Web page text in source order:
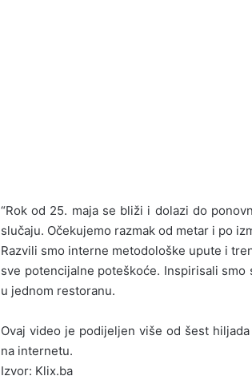
“Rok od 25. maja se bliži i dolazi do
slučaju. Očekujemo razmak od metar i po
Razvili smo interne metodološke upute i
sve potencijalne poteškoće. Inspirisali
u jednom restoranu.
Ovaj video je podijeljen više od šest
na internetu.
Izvor: Klix.ba